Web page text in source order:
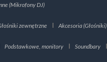
(Mikrofony DJ)
zewnętrzne Akcesoria (Głośniki)
Podstawkowe, monitory Soundbary